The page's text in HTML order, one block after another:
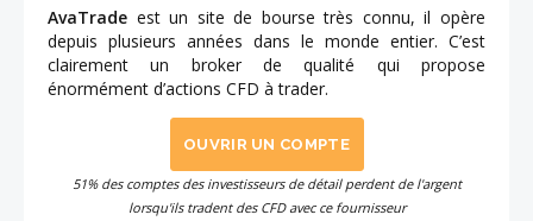
AvaTrade est un site de bourse très connu, il opère
depuis plusieurs années dans le monde entier. C’est
clairement un broker de qualité qui propose
énormément d’actions CFD à trader.
OUVRIR UN COMPTE
51% des comptes des investisseurs de détail perdent de l'argent
lorsqu'ils tradent des CFD avec ce fournisseur